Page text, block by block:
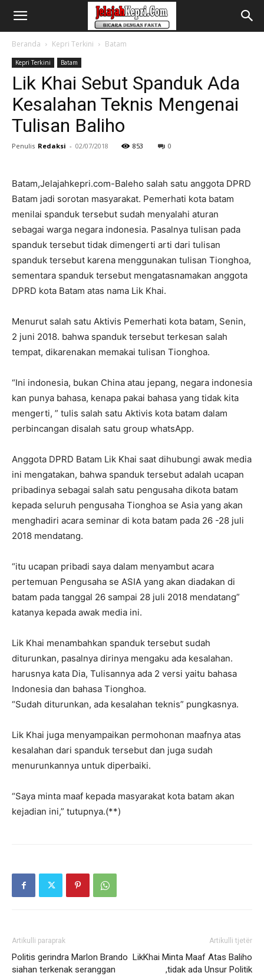
Beranda Kepri Terkini Batam
Kepri Terkini Batam
Lik Khai Sebut Spanduk Ada
Kesalahan Teknis Mengenai
Tulisan Baliho
Penulis Redaksi - 02/07/2018 853 0
Batam,Jelajahkepri.com-Baleho salah satu anggota DPRD
Batam jadi sorotan masyarakat. Pemerhati kota batam
menilai spanduk tersebut sudah menyalahi aturan
sebagai warga negara indonesia. Pasalnya tulisan pada
spanduk tersebut tidak dimengerti arti dari tulisan
spanduk tersebut karena menggunakan tulisan Tionghoa,
sementara spanduk tersebut mengatasnamakan anggota
DPRD kota Batam atas nama Lik Khai.
Menurut salah satu Aktivis Pemerhati kota batam, Senin,
2 juni 2018. bahwa spanduk tersebut terkesan salah
tempat, dikarenakan memakai tulisan Tionghoa.
“Ini indonesia, bukan China atau jepang, negara indonesia
kan punya bahasa, kenapa pakai bahasa yang tidak kita
mengerti, ” tulis salah satu Aktivis kota batam dalam
perbincangan disalah satu group whatsApp.
Anggota DPRD Batam Lik Khai saat dihubungi awak media
ini mengatakan, bahwa spanduk tersebut adalah ucapan
pribadinya sebagai salah satu pengusaha dikota batam
kepada seluruh pengusaha Tionghoa se Asia yang akan
menghadiri acara seminar di kota batam pada 26 -28 juli
2018 mendatang.
“itu ucapan pribadi saya dalam menyambut acara
pertemuan Pengusaha se ASIA yang akan diadakan di
batam pada tanggal 26 sampai 28 juli 2018 mendatang”
katanya kepada awak media ini.
Lik Khai menambahkan spanduk tersebut sudah
diturunkan, pasalnya dirinya mengaku ada kesalahan.
harusnya kata Dia, Tulisannya ada 2 versi yaitu bahasa
Indonesia dan bahasa Tionghoa.
“Sudah diturunkan, ada kesalahan teknis” pungkasnya.
Lik Khai juga menyampaikan permohonan maafnya atas
kesalahan dari spanduk tersebut dan juga sudah
menurunkannya untuk diperbaiki.
“Saya minta maaf kepada masyarakat kota batam akan
kejadian ini,” tutupnya.(**)
Artikulli paraprak
Politis gerindra Marlon Brando
siahan terkenak seranggan
Artikulli tjetër
LikKhai Minta Maaf Atas Baliho
,tidak ada Unsur Politik